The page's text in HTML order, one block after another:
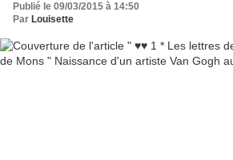
Publié le 09/03/2015 à 14:50
Par Louisette